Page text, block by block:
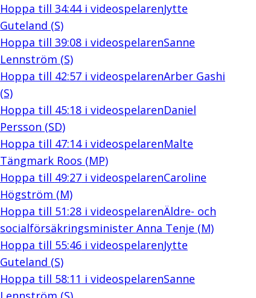
Hoppa till 34:44i videospelarenJytte
Guteland (S)
Hoppa till 39:08i videospelarenSanne
Lennström (S)
Hoppa till 42:57i videospelarenArber Gashi
(S)
Hoppa till 45:18i videospelarenDaniel
Persson (SD)
Hoppa till 47:14i videospelarenMalte
Tängmark Roos (MP)
Hoppa till 49:27i videospelarenCaroline
Högström (M)
Hoppa till 51:28i videospelarenÄldre- och
socialförsäkringsminister Anna Tenje (M)
Hoppa till 55:46i videospelarenJytte
Guteland (S)
Hoppa till 58:11 i videospelarenSanne